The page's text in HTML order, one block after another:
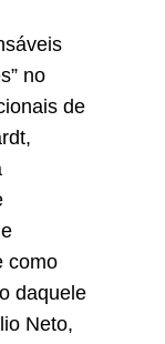
no
de
como
daquele
Neto,